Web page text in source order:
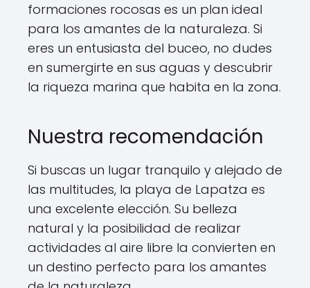
formaciones rocosas es un plan ideal
para los amantes de la naturaleza. Si
eres un entusiasta del buceo, no dudes
en sumergirte en sus aguas y descubrir
la riqueza marina que habita en la zona.
Nuestra recomendación
Si buscas un lugar tranquilo y alejado de
las multitudes, la playa de Lapatza es
una excelente elección. Su belleza
natural y la posibilidad de realizar
actividades al aire libre la convierten en
un destino perfecto para los amantes